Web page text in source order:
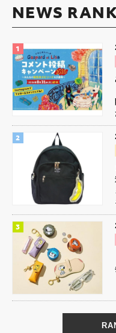
NEWS